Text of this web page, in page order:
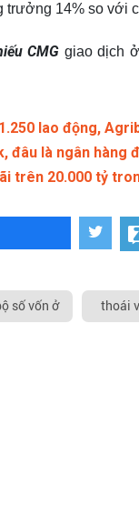
trưởng 14% so với
CMG giao dịch
lao động,
đâu là ngân hàng
trên 20.000 tỷ
số vốn ở thoái